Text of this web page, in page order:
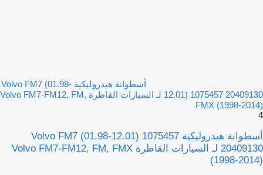
أسطوانة هيدروليكية Volvo FM7 (01.98-
12.01) 1075457 20409130 لـ السيارات القاطرة Volvo FM7-FM12, FM,
FMX (1998-2014)
4
أسطوانة هيدروليكية Volvo FM7 (01.98-12.01) 1075457
20409130 لـ السيارات القاطرة Volvo FM7-FM12, FM, FMX
(1998-2014)